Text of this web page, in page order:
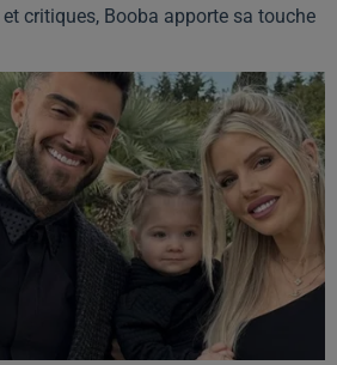
critiques, Booba apporte sa touche